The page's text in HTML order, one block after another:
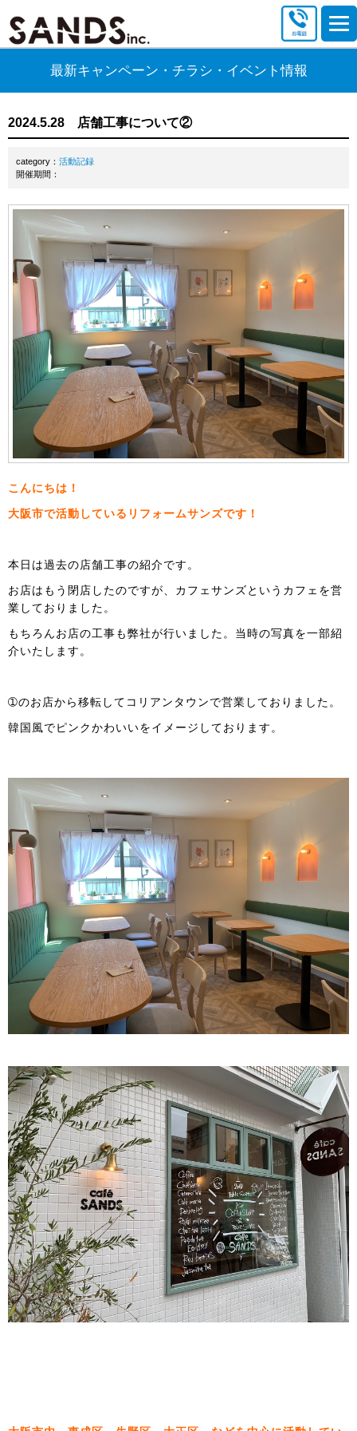
最新キャンペーン・チラシ・イベント情報
2024.5.28 店舗工事について②
category： 活動記録
開催期間：
こんにちは！
大阪市で活動しているリフォームサンズです！
本日は過去の店舗工事の紹介です。
お店はもう閉店したのですが、カフェサンズというカフェを営
業しておりました。
もちろんお店の工事も弊社が行いました。当時の写真を一部紹
介いたします。
➀のお店から移転してコリアンタウンで営業しておりました。
韓国風でピンクかわいいをイメージしております。